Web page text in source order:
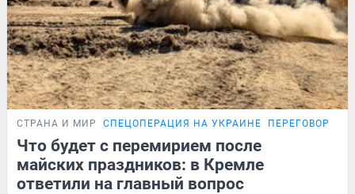
СТРАНА И МИР СПЕЦОПЕРАЦИЯ НА УКРАИНЕ ПЕРЕГОВОРЫ
Что будет с перемирием после
майских праздников: в Кремле
ответили на главный вопрос